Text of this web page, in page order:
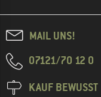
MAIL UNS!
07121/70 12 0
KAUF BEWUSST